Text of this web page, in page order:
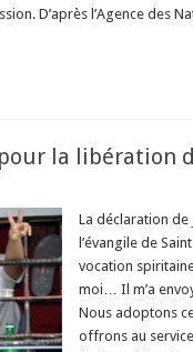
D’après l’Agence des
la libération
La déclaration de
l’évangile de
vocation spiritaine
moi… Il m’a
Nous adoptons
offrons au